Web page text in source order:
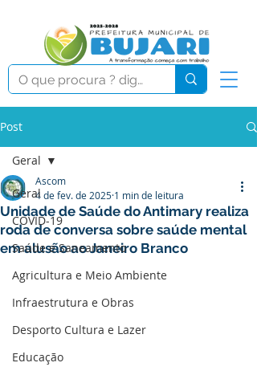
Post
Geral
COVID-19
Saúde e Saneamento
Agricultura e Meio Ambiente
Infraestrutura e Obras
Desporto Cultura e Lazer
Educação
Geral
Unidade de Saúde do Antimary realiza
roda de conversa sobre saúde mental
em alusão ao Janeiro Branco
Ascom
4 de fev. de 2025 1 min de leitura